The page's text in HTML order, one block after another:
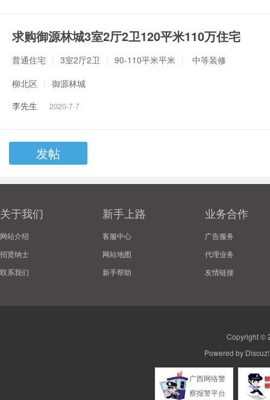
求购御源林城3室2厅2卫120平米110万住宅
普通住宅 3室2厅2卫 90-110平米平米
中等装修
柳北区
御源林城
李先生
2020-7-7
发帖
关于我们
网站介绍
招贤纳士
联系我们
新手上路
客服中心
网站地图
新手帮助
业务合作
广告服务
代理业务
友情链接
Copyright ©
Powered by Discuz!
广西网络警
察报警平台